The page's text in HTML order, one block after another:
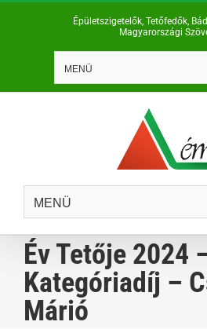
Épületszigetelők, Tetőfedők,
Magyarországi
MENÜ
MENÜ
Év Tetője 2024
Kategóriadíj –
Márió